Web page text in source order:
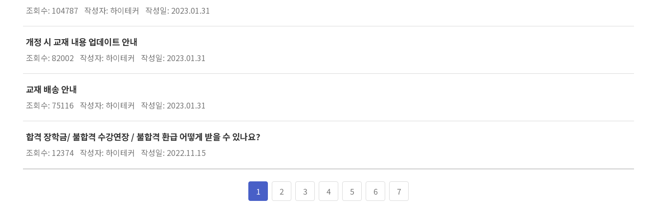
조회수: 104787 작성자: 하이테커 작성일: 2023.01.31
개정 시 교재 내용 업데이트 안내
조회수: 82002 작성자: 하이테커 작성일: 2023.01.31
교재 배송 안내
조회수: 75116 작성자: 하이테커 작성일: 2023.01.31
합격 장학금/ 불합격 수강연장 / 불합격 환급 어떻게 받을 수 있나요?
조회수: 12374 작성자: 하이테커 작성일: 2022.11.15
1 2 3 4 5 6 7